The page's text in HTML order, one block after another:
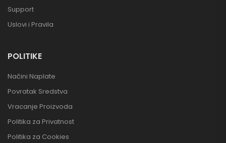
Support
Uslovi i Pravila
POLITIKE
Načini Naplate
Povratak Sredstva
Vracanje Proizvoda
Politika za Privatnost
Politika za Cookies